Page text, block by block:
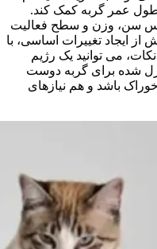
عمر گربه کمک کند.
سن، وزن و سطح فعالیت
از ایجاد تغییرات اساسی، با
می‌ توانید یک رژیم
شده برای گربه دوست‌
باشد و هم نیازهای